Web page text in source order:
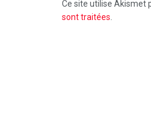
Ce site utilise Akismet
sont traitées.